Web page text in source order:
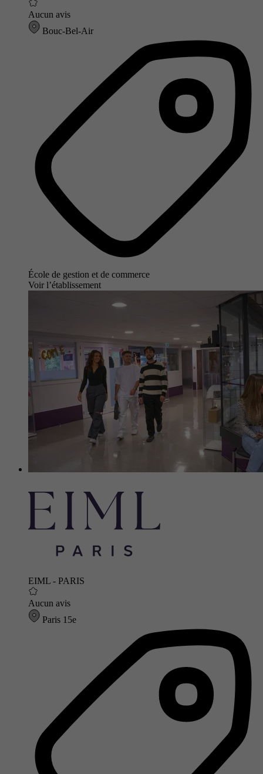
Aucun avis
Bouc-Bel-Air
École de gestion et de commerce
Voir l’établissement
EIML - PARIS
Aucun avis
Paris 15e